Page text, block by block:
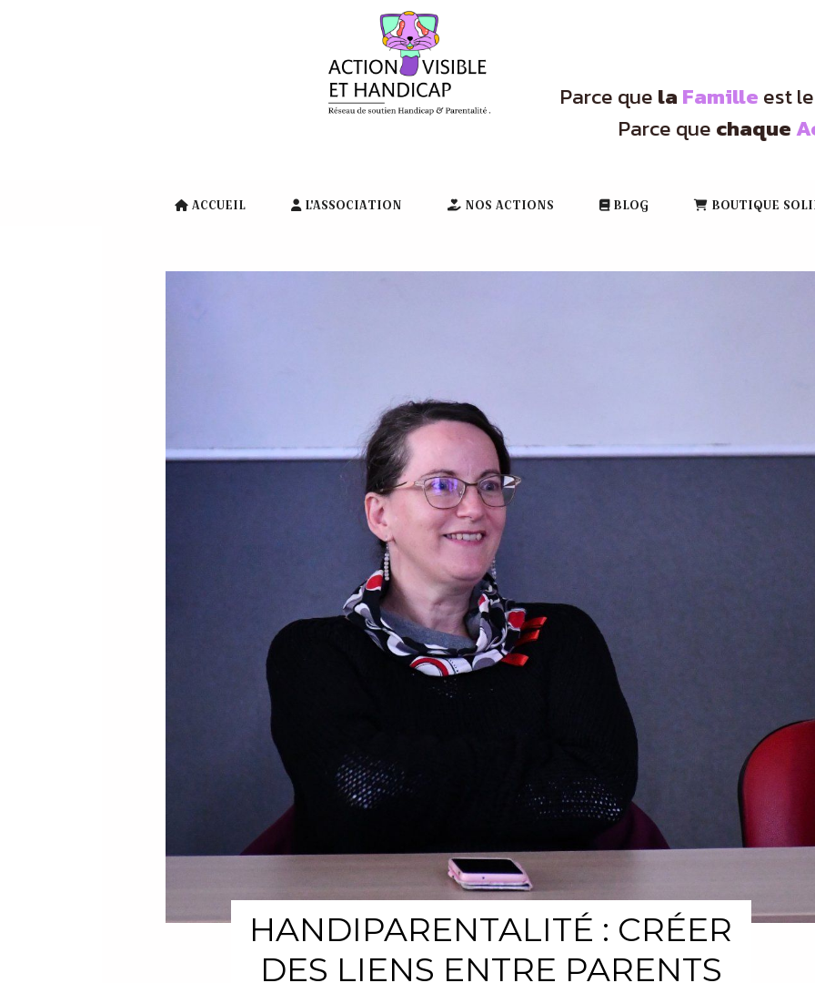
Parce que la Famille est
Parce que chaque
ACCUEIL L'ASSOCIATION NOS ACTIONS BLOG BOUTIQUE
HANDIPARENTALITÉ : CRÉER
DES LIENS ENTRE PARENTS